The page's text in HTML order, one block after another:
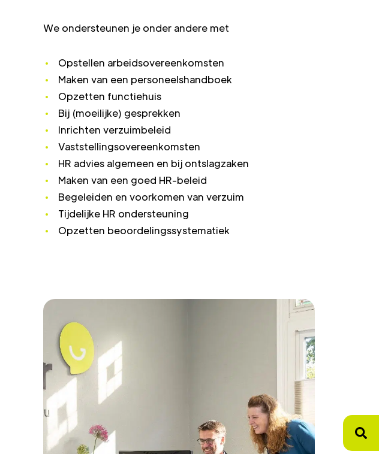
We ondersteunen je onder andere met
Opstellen arbeidsovereenkomsten
Maken van een personeelshandboek
Opzetten functiehuis
Bij (moeilijke) gesprekken
Inrichten verzuimbeleid
Vaststellingsovereenkomsten
HR advies algemeen en bij ontslagzaken
Maken van een goed HR-beleid
Begeleiden en voorkomen van verzuim
Tijdelijke HR ondersteuning
Opzetten beoordelingssystematiek